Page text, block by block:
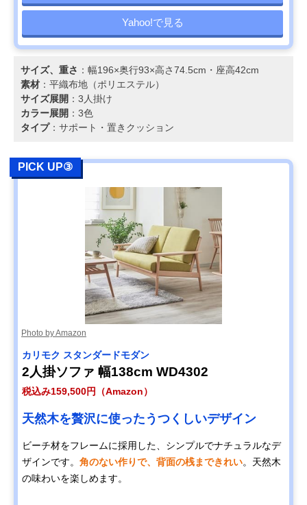
Yahoo!で見る
サイズ、重さ ：幅196×奥行93×高さ74.5cm・座高42cm
素材 ：平織布地（ポリエステル）
サイズ展開 ：3人掛け
カラー展開 ：3色
タイプ：サポート・置きクッション
PICK UP③
Photo by Amazon
カリモク スタンダードモダン
2人掛ソファ 幅138cm WD4302
税込み159,500円（Amazon）
天然木を贅沢に使ったうつくしいデザイン
ビーチ材をフレームに採用した、シンプルでナチュラルなデ
ザインです。 角のない作りで、背面の桟まできれい。天然木
の味わいを楽しめます。